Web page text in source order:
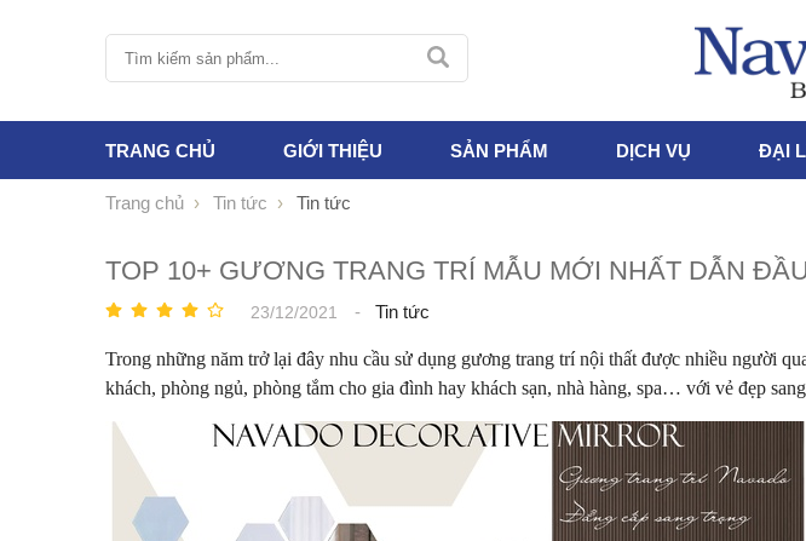
TRANG CHỦ GIỚI THIỆU SẢN PHẨM DỊCH VỤ ĐẠI
Trang chủ Tin tức Tin tức
TOP 10+ GƯƠNG TRANG TRÍ MẪU MỚI NHẤT DẪN
23/12/2021 - Tin tức
Trong những năm trở lại đây nhu cầu sử dụng gương trang trí nội thất được nhiều người
khách, phòng ngủ, phòng tắm cho gia đình hay khách sạn, nhà hàng, spa… với vẻ đẹp